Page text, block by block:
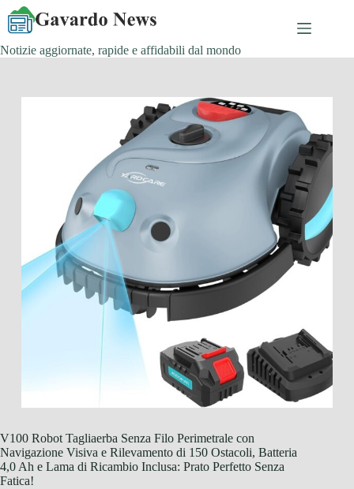
Salta
contenuto
Notizie aggiornate, rapide e affidabili dal mondo
V100 Robot Tagliaerba Senza Filo Perimetrale con
Navigazione Visiva e Rilevamento di 150 Ostacoli, Batteria
4,0 Ah e Lama di Ricambio Inclusa: Prato Perfetto Senza
Fatica!